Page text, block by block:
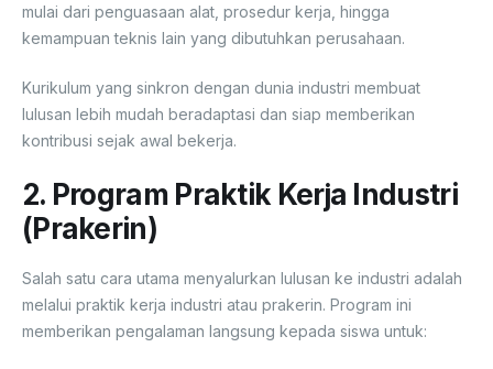
mulai dari penguasaan alat, prosedur kerja, hingga
kemampuan teknis lain yang dibutuhkan perusahaan.
Kurikulum yang sinkron dengan dunia industri membuat
lulusan lebih mudah beradaptasi dan siap memberikan
kontribusi sejak awal bekerja.
2. Program Praktik Kerja Industri
(Prakerin)
Salah satu cara utama menyalurkan lulusan ke industri adalah
melalui praktik kerja industri atau prakerin. Program ini
memberikan pengalaman langsung kepada siswa untuk: